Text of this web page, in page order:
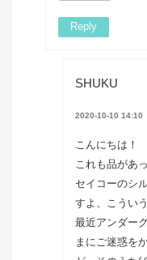
Reply
SHUKU
2020-10-10 14:10
こんにちは！
これも品があ
セイコーのシ
すよ、こういう
最近アンダー
まにご迷惑を